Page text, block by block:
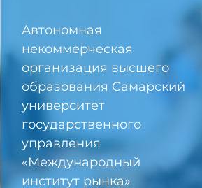
Автономная
некоммерческая
организация высшего
образования Самарский
университет
государственного
управления
«Международный
институт рынка»